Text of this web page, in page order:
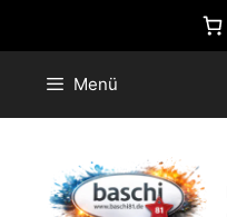
Menü